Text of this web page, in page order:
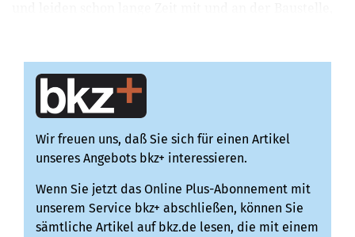
Wir freuen uns, daß Sie sich für einen Artikel
unseres Angebots bkz+ interessieren.
Wenn Sie jetzt das Online Plus-Abonnement mit
unserem Service bkz+ abschließen, können Sie
sämtliche Artikel auf bkz.de lesen, die mit einem